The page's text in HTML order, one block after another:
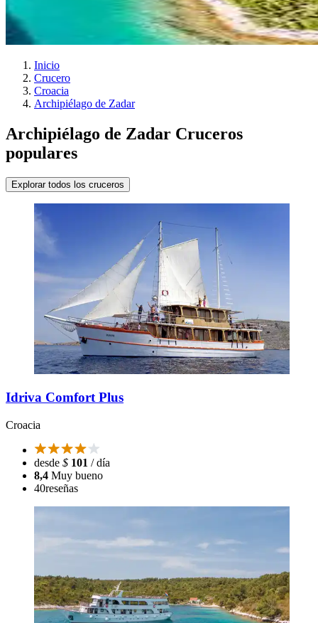
Inicio
Crucero
Croacia
Archipiélago de Zadar
Archipiélago de Zadar Cruceros
populares
Explorar todos los cruceros
Idriva Comfort Plus
Croacia
desde $ 101 / día
8,4 Muy bueno
40reseñas